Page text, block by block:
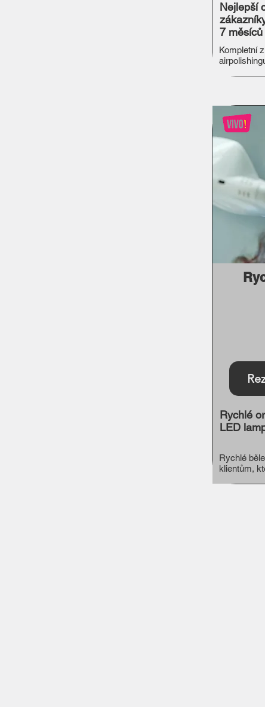
Nejlepší
7
Kompletní
Rychlé
LED
Rychlé
klientům,